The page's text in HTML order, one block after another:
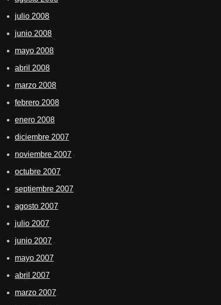
julio 2008
junio 2008
mayo 2008
abril 2008
marzo 2008
febrero 2008
enero 2008
diciembre 2007
noviembre 2007
octubre 2007
septiembre 2007
agosto 2007
julio 2007
junio 2007
mayo 2007
abril 2007
marzo 2007